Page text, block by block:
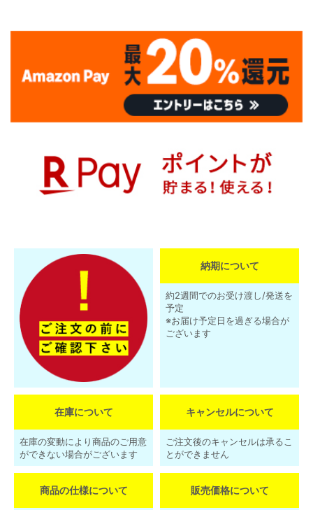
納期について
約2週間でのお受け渡し/発送を
予定
※お届け予定日を過ぎる場合が
ございます
在庫について
在庫の変動により商品のご用意
ができない場合がございます
キャンセルについて
ご注文後のキャンセルは承るこ
とができません
商品の仕様について 販売価格について